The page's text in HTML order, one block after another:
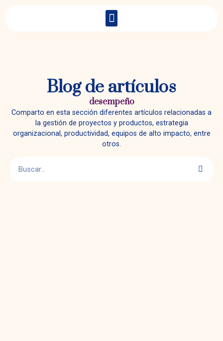
Blog de artículos
desempeño
Comparto en esta sección diferentes artículos relacionadas a
la gestión de proyectos y productos, estrategia
organizacional, productividad, equipos de alto impacto, entre
otros.